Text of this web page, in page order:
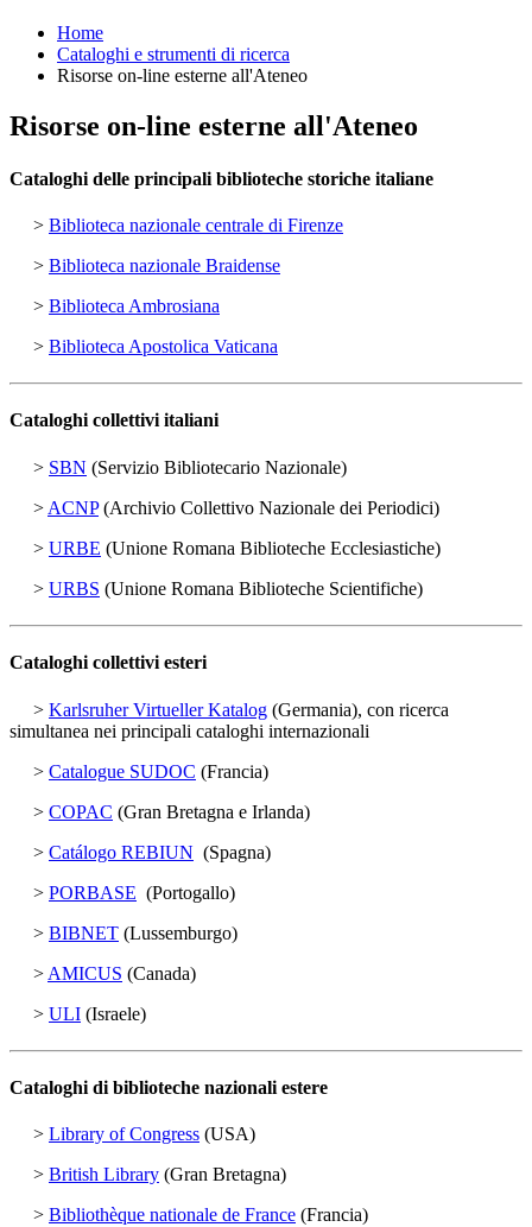
Home
Cataloghi e strumenti di ricerca
Risorse on-line esterne all'Ateneo
Risorse on-line esterne all'Ateneo
Cataloghi delle principali biblioteche storiche italiane
> Biblioteca nazionale centrale di Firenze
> Biblioteca nazionale Braidense
> Biblioteca Ambrosiana
> Biblioteca Apostolica Vaticana
Cataloghi collettivi italiani
> SBN (Servizio Bibliotecario Nazionale)
> ACNP(Archivio Collettivo Nazionale dei Periodici)
> URBE (Unione Romana Biblioteche Ecclesiastiche)
> URBS (Unione Romana Biblioteche Scientifiche)
Cataloghi collettivi esteri
> Karlsruher Virtueller Katalog (Germania), con ricerca
simultanea nei principali cataloghi internazionali
> Catalogue SUDOC (Francia)
> COPAC (Gran Bretagna e Irlanda)
> Catálogo REBIUN (Spagna)
> PORBASE (Portogallo)
> BIBNET (Lussemburgo)
> AMICUS (Canada)
> ULI (Israele)
Cataloghi di biblioteche nazionali estere
> Library of Congress (USA)
> British Library (Gran Bretagna)
> Bibliothèque nationale de France (Francia)